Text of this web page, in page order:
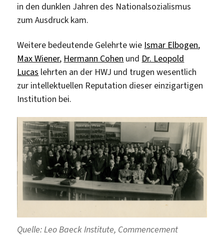
in den dunklen Jahren des Nationalsozialismus
zum Ausdruck kam.
Weitere bedeutende Gelehrte wie Ismar Elbogen,
Max Wiener, Hermann Cohen und Dr. Leopold
Lucas lehrten an der HWJ und trugen wesentlich
zur intellektuellen Reputation dieser einzigartigen
Institution bei.
Quelle: Leo Baeck Institute, Commencement